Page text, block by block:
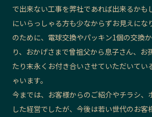
で出来ない工事を弊社であれば出来るかも
にいらっしゃる方も少なからずお見えにな
のために、電球交換やパッキン1個の交換
り、おかげさまで曾祖父から息子さん、お
たり末永くお付き合いさせていただいてい
ゃいます。
今までは、お客様からのご紹介やチラシ、
した経営でしたが、今後は若い世代のお客